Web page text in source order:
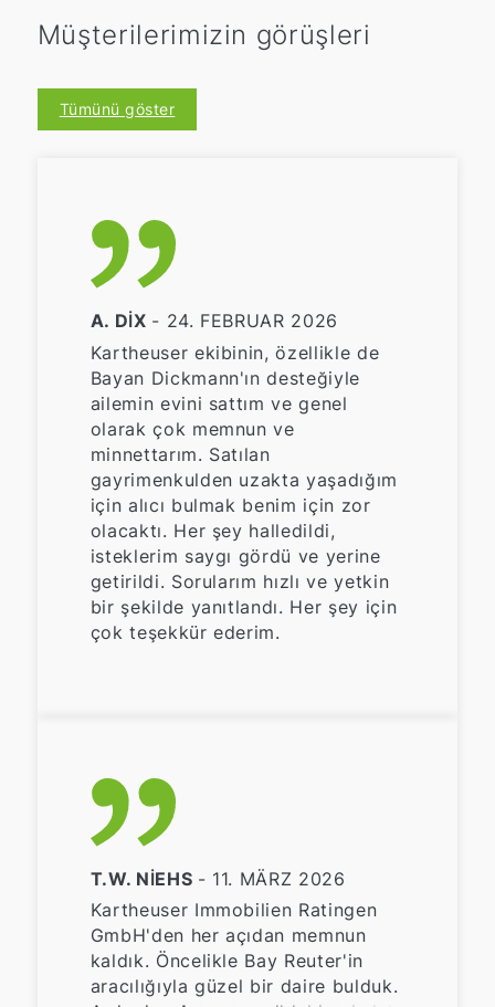
Müşterilerimizin görüşleri
Tümünü göster
A. DIX - 24. FEBRUAR 2026
Kartheuser ekibinin, özellikle de
Bayan Dickmann'ın desteğiyle
ailemin evini sattım ve genel
olarak çok memnun ve
minnettarım. Satılan
gayrimenkulden uzakta yaşadığım
için alıcı bulmak benim için zor
olacaktı. Her şey halledildi,
isteklerim saygı gördü ve yerine
getirildi. Sorularım hızlı ve yetkin
bir şekilde yanıtlandı. Her şey için
çok teşekkür ederim.
T.W. NIEHS - 11. MÄRZ 2026
Kartheuser Immobilien Ratingen
GmbH'den her açıdan memnun
kaldık. Öncelikle Bay Reuter'in
aracılığıyla güzel bir daire bulduk.